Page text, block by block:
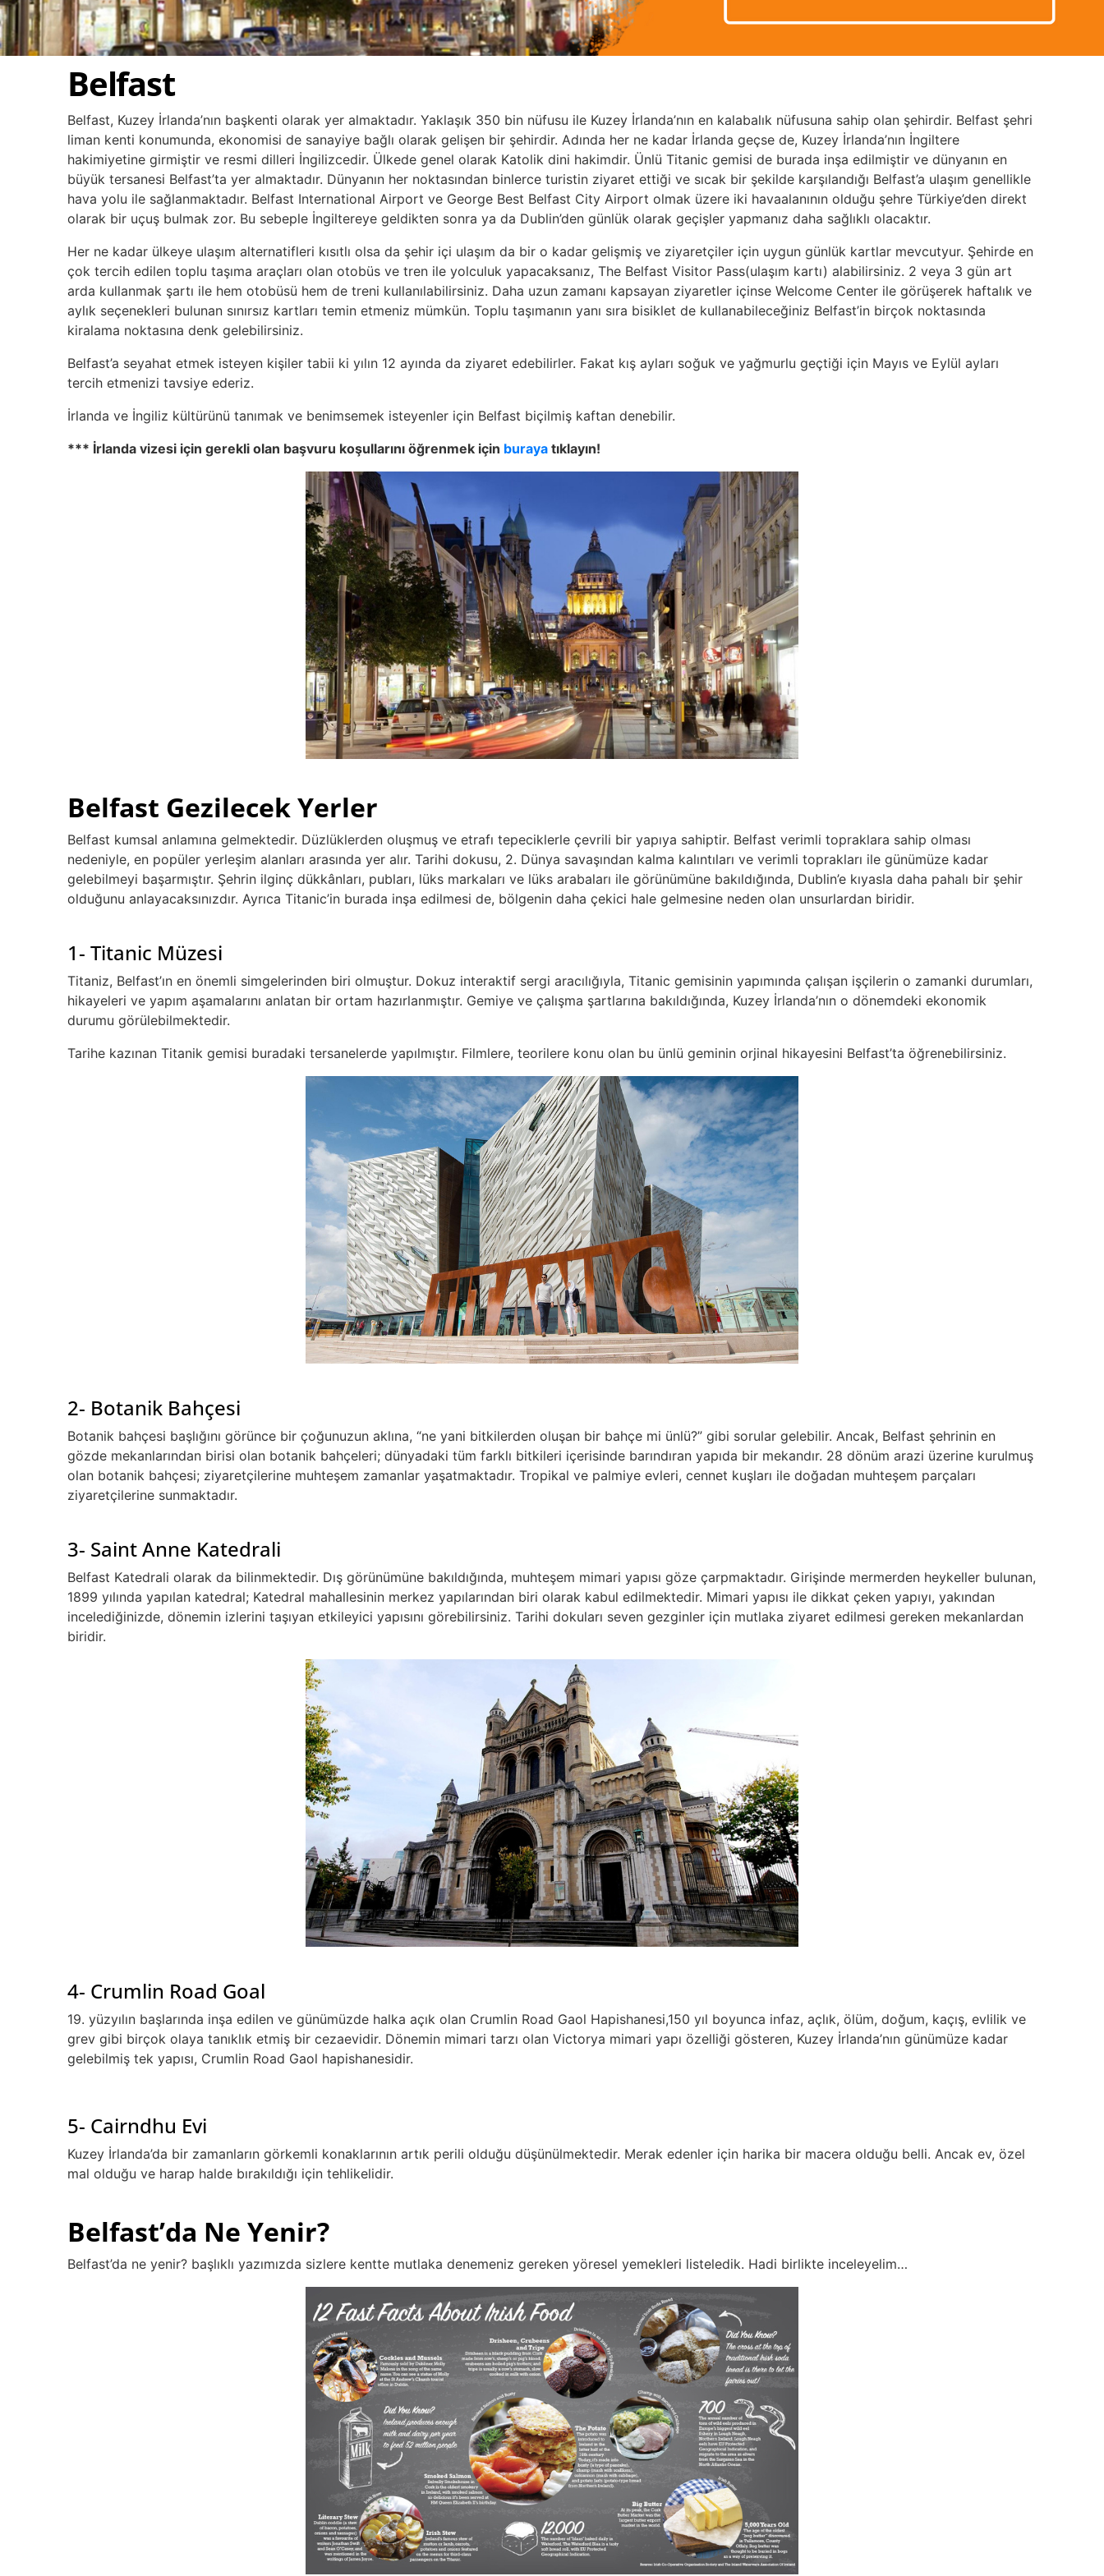
Belfast
Belfast, Kuzey İrlanda’nın başkenti olarak yer almaktadır. Yaklaşık 350 bin nüfusu ile Kuzey İrlanda’nın en kalabalık nüfusuna sahip olan şehirdir. Belfast şehri
liman kenti konumunda, ekonomisi de sanayiye bağlı olarak gelişen bir şehirdir. Adında her ne kadar İrlanda geçse de, Kuzey İrlanda’nın İngiltere
hakimiyetine girmiştir ve resmi dilleri İngilizcedir. Ülkede genel olarak Katolik dini hakimdir. Ünlü Titanic gemisi de burada inşa edilmiştir ve dünyanın en
büyük tersanesi Belfast’ta yer almaktadır. Dünyanın her noktasından binlerce turistin ziyaret ettiği ve sıcak bir şekilde karşılandığı Belfast’a ulaşım genellikle
hava yolu ile sağlanmaktadır. Belfast International Airport ve George Best Belfast City Airport olmak üzere iki havaalanının olduğu şehre Türkiye’den direkt
olarak bir uçuş bulmak zor. Bu sebeple İngiltereye geldikten sonra ya da Dublin’den günlük olarak geçişler yapmanız daha sağlıklı olacaktır.
Her ne kadar ülkeye ulaşım alternatifleri kısıtlı olsa da şehir içi ulaşım da bir o kadar gelişmiş ve ziyaretçiler için uygun günlük kartlar mevcutyur. Şehirde en
çok tercih edilen toplu taşıma araçları olan otobüs ve tren ile yolculuk yapacaksanız, The Belfast Visitor Pass(ulaşım kartı) alabilirsiniz. 2 veya 3 gün art
arda kullanmak şartı ile hem otobüsü hem de treni kullanılabilirsiniz. Daha uzun zamanı kapsayan ziyaretler içinse Welcome Center ile görüşerek haftalık ve
aylık seçenekleri bulunan sınırsız kartları temin etmeniz mümkün. Toplu taşımanın yanı sıra bisiklet de kullanabileceğiniz Belfast’in birçok noktasında
kiralama noktasına denk gelebilirsiniz.
Belfast’a seyahat etmek isteyen kişiler tabii ki yılın 12 ayında da ziyaret edebilirler. Fakat kış ayları soğuk ve yağmurlu geçtiği için Mayıs ve Eylül ayları
tercih etmenizi tavsiye ederiz.
İrlanda ve İngiliz kültürünü tanımak ve benimsemek isteyenler için Belfast biçilmiş kaftan denebilir.
*** İrlanda vizesi için gerekli olan başvuru koşullarını öğrenmek için buraya tıklayın!
Belfast Gezilecek Yerler
Belfast kumsal anlamına gelmektedir. Düzlüklerden oluşmuş ve etrafı tepeciklerle çevrili bir yapıya sahiptir. Belfast verimli topraklara sahip olması
nedeniyle, en popüler yerleşim alanları arasında yer alır. Tarihi dokusu, 2. Dünya savaşından kalma kalıntıları ve verimli toprakları ile günümüze kadar
gelebilmeyi başarmıştır. Şehrin ilginç dükkânları, pubları, lüks markaları ve lüks arabaları ile görünümüne bakıldığında, Dublin’e kıyasla daha pahalı bir şehir
olduğunu anlayacaksınızdır. Ayrıca Titanic’in burada inşa edilmesi de, bölgenin daha çekici hale gelmesine neden olan unsurlardan biridir.
1- Titanic Müzesi
Titaniz, Belfast’ın en önemli simgelerinden biri olmuştur. Dokuz interaktif sergi aracılığıyla, Titanic gemisinin yapımında çalışan işçilerin o zamanki durumları,
hikayeleri ve yapım aşamalarını anlatan bir ortam hazırlanmıştır. Gemiye ve çalışma şartlarına bakıldığında, Kuzey İrlanda’nın o dönemdeki ekonomik
durumu görülebilmektedir.
Tarihe kazınan Titanik gemisi buradaki tersanelerde yapılmıştır. Filmlere, teorilere konu olan bu ünlü geminin orjinal hikayesini Belfast’ta öğrenebilirsiniz.
2- Botanik Bahçesi
Botanik bahçesi başlığını görünce bir çoğunuzun aklına, “ne yani bitkilerden oluşan bir bahçe mi ünlü?” gibi sorular gelebilir. Ancak, Belfast şehrinin en
gözde mekanlarından birisi olan botanik bahçeleri; dünyadaki tüm farklı bitkileri içerisinde barındıran yapıda bir mekandır. 28 dönüm arazi üzerine kurulmuş
olan botanik bahçesi; ziyaretçilerine muhteşem zamanlar yaşatmaktadır. Tropikal ve palmiye evleri, cennet kuşları ile doğadan muhteşem parçaları
ziyaretçilerine sunmaktadır.
3- Saint Anne Katedrali
Belfast Katedrali olarak da bilinmektedir. Dış görünümüne bakıldığında, muhteşem mimari yapısı göze çarpmaktadır. Girişinde mermerden heykeller bulunan,
1899 yılında yapılan katedral; Katedral mahallesinin merkez yapılarından biri olarak kabul edilmektedir. Mimari yapısı ile dikkat çeken yapıyı, yakından
incelediğinizde, dönemin izlerini taşıyan etkileyici yapısını görebilirsiniz. Tarihi dokuları seven gezginler için mutlaka ziyaret edilmesi gereken mekanlardan
biridir.
4- Crumlin Road Goal
19. yüzyılın başlarında inşa edilen ve günümüzde halka açık olan Crumlin Road Gaol Hapishanesi,150 yıl boyunca infaz, açlık, ölüm, doğum, kaçış, evlilik ve
grev gibi birçok olaya tanıklık etmiş bir cezaevidir. Dönemin mimari tarzı olan Victorya mimari yapı özelliği gösteren, Kuzey İrlanda’nın günümüze kadar
gelebilmiş tek yapısı, Crumlin Road Gaol hapishanesidir.
5- Cairndhu Evi
Kuzey İrlanda’da bir zamanların görkemli konaklarının artık perili olduğu düşünülmektedir. Merak edenler için harika bir macera olduğu belli. Ancak ev, özel
mal olduğu ve harap halde bırakıldığı için tehlikelidir.
Belfast’da Ne Yenir?
Belfast’da ne yenir? başlıklı yazımızda sizlere kentte mutlaka denemeniz gereken yöresel yemekleri listeledik. Hadi birlikte inceleyelim…